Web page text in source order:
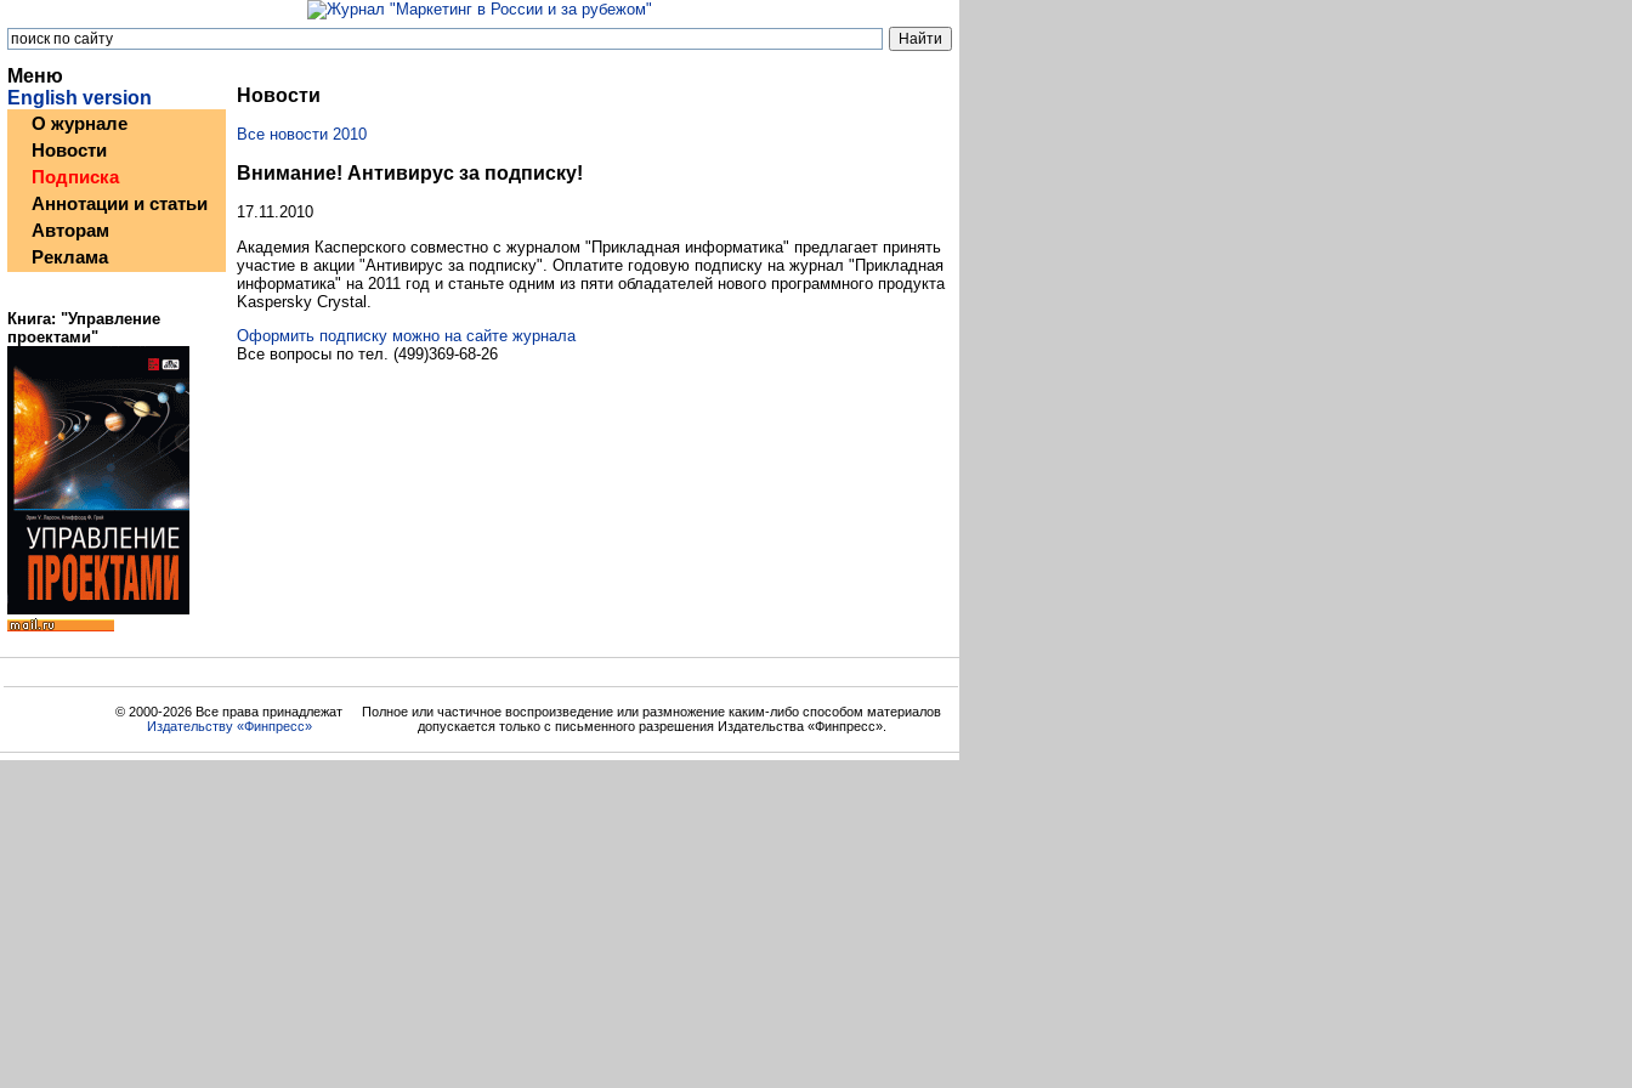
Меню
English version
О журнале
Новости
Подписка
Аннотации и статьи
Авторам
Реклама
Книга: "Управление
проектами"
Новости
Все новости 2010
Внимание! Антивирус за подписку!
17.11.2010
Академия Касперского совместно с журналом "Прикладная информатика" предлагает принять
участие в акции "Антивирус за подписку". Оплатите годовую подписку на журнал "Прикладная
информатика" на 2011 год и станьте одним из пяти обладателей нового программного продукта
Kaspersky Crystal.
Оформить подписку можно на сайте журнала
Все вопросы по тел. (499)369-68-26
© 2000-2026 Все права принадлежат
Издательству «Финпресс»
Полное или частичное воспроизведение или размножение каким-либо способом материалов
допускается только с письменного разрешения Издательства «Финпресс».